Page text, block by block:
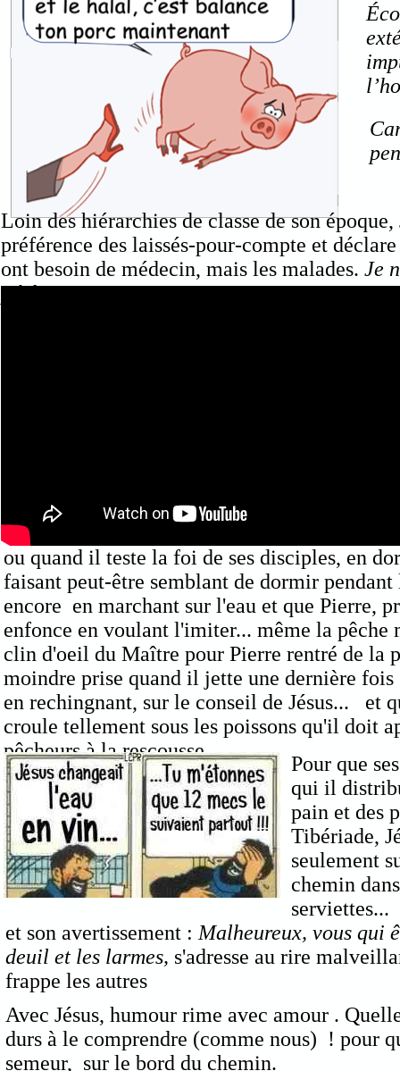
Pour que
qui il
pain et des
Tibériade,
seulement
chemin
serviettes...
ou quand il teste la foi de ses disciples, en
faisant peut-être semblant de dormir pendant
encore en marchant sur l'eau et que Pierre,
enfonce en voulant l'imiter... même la pêche
clin d'oeil du Maître pour Pierre rentré de la
moindre prise quand il jette une dernière fois
en rechingnant, sur le conseil de Jésus... et
croule tellement sous les poissons qu'il doit
pêcheurs à la rescousse .
Avec Jésus, humour rime avec amour .
durs à le comprendre (comme nous) ! pour
semeur, sur le bord du chemin.
et son avertissement : Malheureux, vous qui
deuil et les larmes, s'adresse au rire
frappe les autres
Loin des hiérarchies de classe de son
préférence des laissés-pour-compte et
ont besoin de médecin, mais les malades. Je
pécheurs.